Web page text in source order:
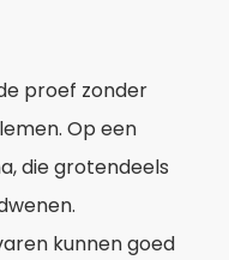
proef zonder
Op een
die grotendeels
kunnen goed